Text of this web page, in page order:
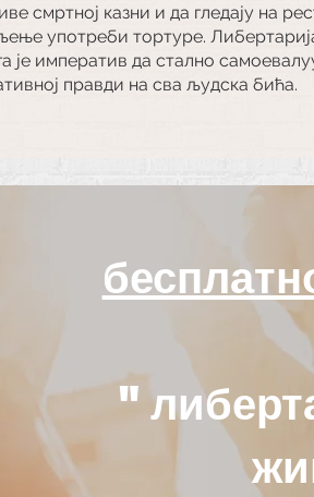
смртној казни и да гледају на
употреби тортуре.
је императив да стално
правди на сва људска бића.